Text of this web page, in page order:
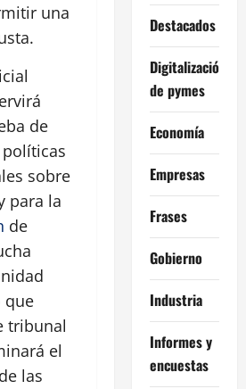
una
de
sobre
para la
de
que
tribunal
el
las
Destacados
Digitalización
de pymes
Economía
Empresas
Frases
Gobierno
Industria
Informes y
encuestas